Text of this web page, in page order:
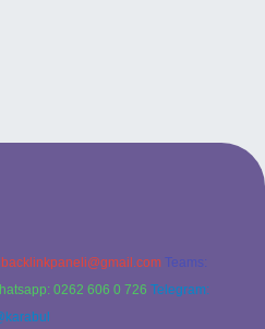
backlinkpaneli@gmail.com Teams:
0262 606 0 726 Telegram: